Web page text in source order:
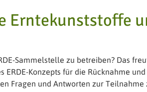
Erntekunststoffe
Sammelstelle zu betreiben? Das
Konzepts für die Rücknahme
Fragen und Antworten zur